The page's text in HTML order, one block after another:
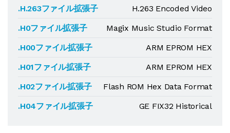
.H.263ファイル拡張子
H.263 Encoded Video
.H0ファイル拡張子
Magix Music Studio Format
.H00ファイル拡張子
ARM EPROM HEX
.H01ファイル拡張子
ARM EPROM HEX
.H02ファイル拡張子
Flash ROM Hex Data Format
.H04ファイル拡張子
GE FIX32 Historical